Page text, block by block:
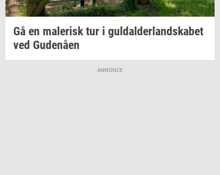
Gå en ma­le­risktur i gul­dal­der­land­ska­bet
ved Gu­denå­en
ANNONCE